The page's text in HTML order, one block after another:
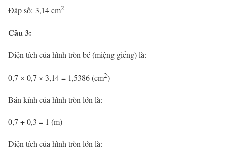
Đáp số: 3,14 cm2
Câu 3:
Diện tích của hình tròn bé (miệng giếng) là:
0,7 × 0,7 × 3,14 = 1,5386 (cm2)
Bán kính của hình tròn lớn là:
0,7 + 0,3 = 1 (m)
Diện tích của hình tròn lớn là: